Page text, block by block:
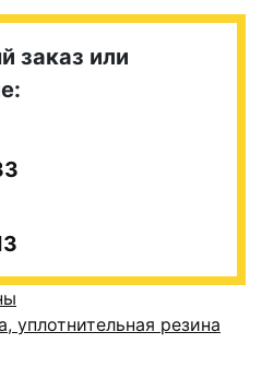
заказ или
уплотнительная резина